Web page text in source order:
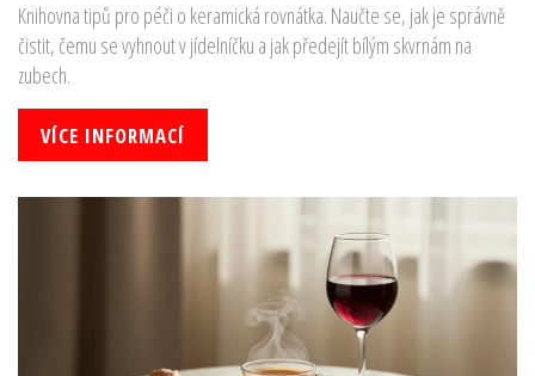
Knihovna tipů pro péči o keramická rovnátka. Naučte se, jak je správně
čistit, čemu se vyhnout v jídelníčku a jak předejít bílým skvrnám na
zubech.
VÍCE INFORMACÍ